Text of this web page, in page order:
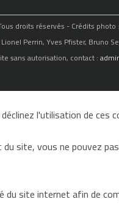
droits réservés - Crédits
Perrin, Yves Pfister, Bruno
sans autorisation, contact :
l'utilisation de
site, vous ne pouvez
site internet afin de